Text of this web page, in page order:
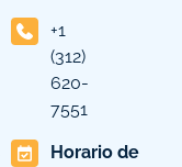
+1
(312)
620-
7551
Horario de